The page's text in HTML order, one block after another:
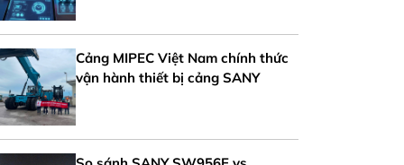
Cảng MIPEC Việt Nam chính thức
vận hành thiết bị cảng SANY